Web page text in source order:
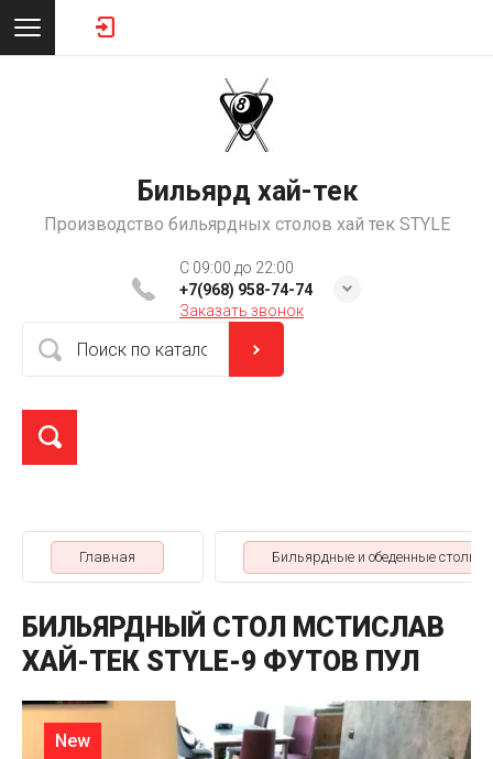
Бильярд хай-тек
Производство бильярдных столов хай тек STYLE
C 09:00 до 22:00
+7(968) 958-74-74
Заказать звонок
Главная Бильярдные и обеденные столы
БИЛЬЯРДНЫЙ СТОЛ МСТИСЛАВ
ХАЙ-ТЕК STYLE-9 ФУТОВ ПУЛ
New